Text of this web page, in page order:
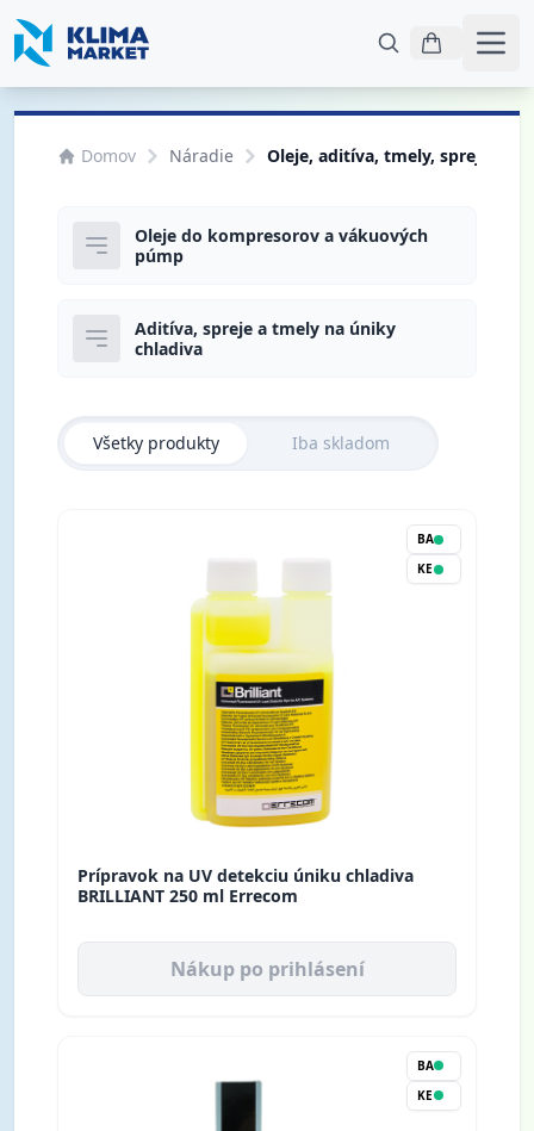
Domov Náradie Oleje, aditíva, tmely, spreje na
Oleje do kompresorov a vákuových
púmp
Aditíva, spreje a tmely na úniky
chladiva
Všetky produkty Iba skladom
BA
KE
Prípravok na UV detekciu úniku chladiva
BRILLIANT 250 ml Errecom
Nákup po prihlásení
BA
KE